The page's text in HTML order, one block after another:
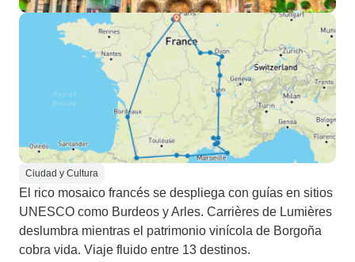
Ciudad y Cultura
El rico mosaico francés se despliega con guías en sitios
UNESCO como Burdeos y Arles. Carrières de Lumières
deslumbra mientras el patrimonio vinícola de Borgoña
cobra vida. Viaje fluido entre 13 destinos.